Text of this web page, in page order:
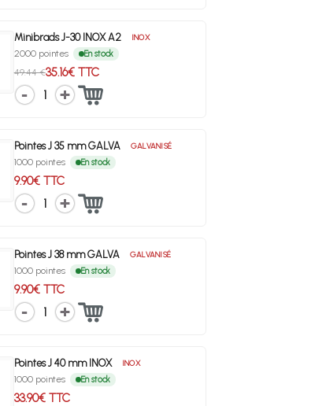
Minibrads J-30 INOX A2 INOX
2000 pointes En stock
49.44 €35.16€ TTC
1
Pointes J 35 mm GALVA GALVANISÉ
1000 pointes En stock
9.90€ TTC
1
Pointes J 38 mm GALVA GALVANISÉ
1000 pointes En stock
9.90€ TTC
1
Pointes J 40 mm INOX INOX
1000 pointes En stock
33.90€ TTC